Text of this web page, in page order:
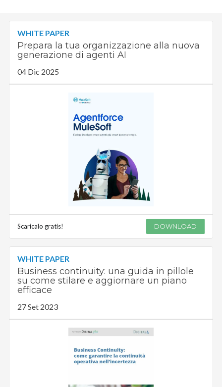
WHITE PAPER
Prepara la tua organizzazione alla nuova
generazione di agenti AI
04 Dic 2025
Scaricalo gratis! DOWNLOAD
WHITE PAPER
Business continuity: una guida in pillole
su come stilare e aggiornare un piano
efficace
27 Set 2023